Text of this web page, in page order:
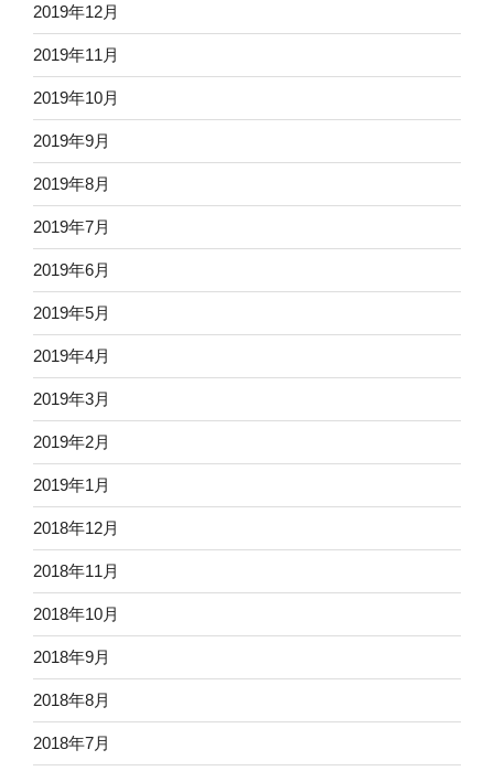
2019年12月
2019年11月
2019年10月
2019年9月
2019年8月
2019年7月
2019年6月
2019年5月
2019年4月
2019年3月
2019年2月
2019年1月
2018年12月
2018年11月
2018年10月
2018年9月
2018年8月
2018年7月